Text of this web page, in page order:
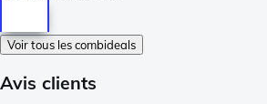
Voir tous les combideals
Avis clients